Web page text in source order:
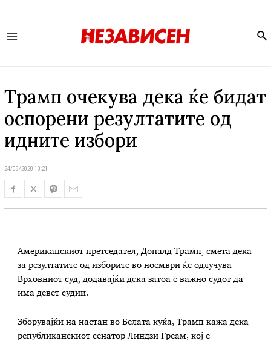
Трамп очекува дека ќе бидат
оспорени резултатите од
идните избори
24/09/2020 10:21
Американскиот претседател, Доналд Трамп, смета дека
за резултатите од изборите во ноември ќе одлучува
Врховниот суд, додавајќи дека затоа е важно судот да
има девет судии.
Зборувајќи на настан во Белата куќа, Трамп кажа дека
републиканскиот сенатор Линдзи Греам, кој е